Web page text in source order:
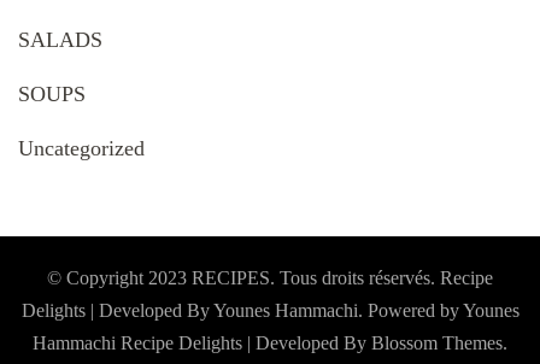
SALADS
SOUPS
Uncategorized
© Copyright 2023 RECIPES. Tous droits réservés. Recipe
Delights | Developed By Younes Hammachi. Powered by Younes
Hammachi Recipe Delights | Developed By Blossom Themes.